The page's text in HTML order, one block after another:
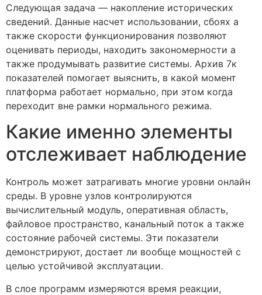
Следующая задача — накопление исторических
сведений. Данные насчет использовании, сбоях а
также скорости функционирования позволяют
оценивать периоды, находить закономерности а
также продумывать развитие системы. Архив 7к
показателей помогает выяснить, в какой момент
платформа работает нормально, при этом когда
переходит вне рамки нормального режима.
Какие именно элементы
отслеживает наблюдение
Контроль может затрагивать многие уровни онлайн
среды. В уровне узлов контролируются
вычислительный модуль, оперативная область,
файловое пространство, канальный поток а также
состояние рабочей системы. Эти показатели
демонстрируют, достает ли вообще мощностей с
целью устойчивой эксплуатации.
В слое программ измеряются время реакции,